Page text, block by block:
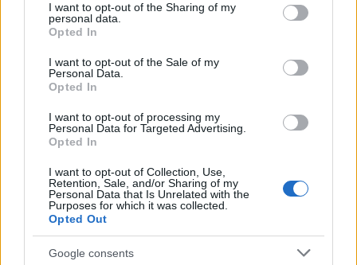
not limited to your visit or usage behaviour. You may click to
grant or deny consent to Google and its third-party tags to
use your data for below specified purposes in below Google
consent section.
I want to opt-out of the Sharing of my
personal data.
Opted In
I want to opt-out of the Sale of my
Personal Data.
Opted In
I want to opt-out of processing my
Personal Data for Targeted Advertising.
Opted In
I want to opt-out of Collection, Use,
Retention, Sale, and/or Sharing of my
Personal Data that Is Unrelated with the
Purposes for which it was collected.
Opted Out
Google consents
F
a
ce
b
o
o
k
T
w
it
te
r
Pi
te
st
W
at
A
p
S
a
Incidente sulla strada provinciale ad Arzachena,
un ferito